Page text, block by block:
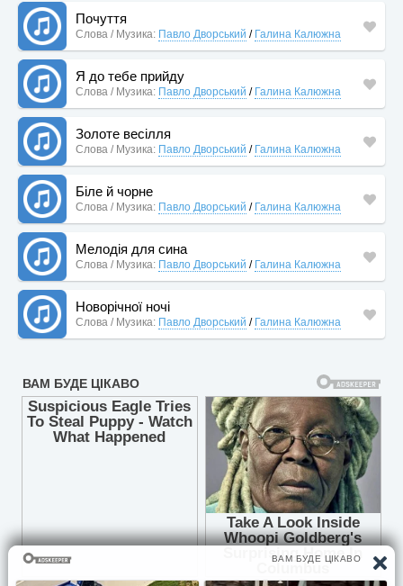
Почуття
Слова / Музика: Павло Дворський / Галина Калюжна
Я до тебе прийду
Слова / Музика: Павло Дворський / Галина Калюжна
Золоте весілля
Слова / Музика: Павло Дворський / Галина Калюжна
Біле й чорне
Слова / Музика: Павло Дворський / Галина Калюжна
Мелодія для сина
Слова / Музика: Павло Дворський / Галина Калюжна
Новорічної ночі
Слова / Музика: Павло Дворський / Галина Калюжна